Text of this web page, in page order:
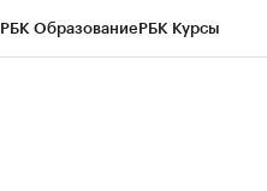
РБК ОбразованиеРБК Курсы